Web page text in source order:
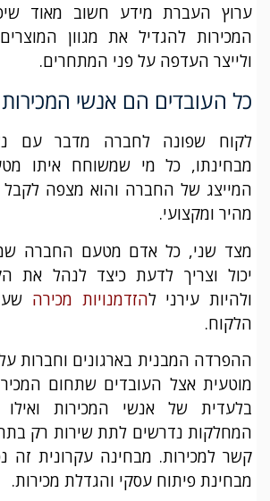
ערוץ העברת מידע חשוב מאוד
המכירות להגדיל את מגוון
ולייצר העדפה על פני המתחרים.
כל העובדים הם אנשי
לקוח שפונה לחברה מדבר עם
מבחינתו, כל מי שמשוחח איתו
המייצג של החברה והוא מצפה לקבל
מהיר ומקצועי.
מצד שני, כל אדם מטעם החברה
יכול וצריך לדעת כיצד לנהל את
ולהיות עירני להזדמנויות מכירה
הלקוח.
ההפרדה המבנית בארגונים וחברות
מוטעית אצל העובדים שתחום
בלעדית של אנשי המכירות
המחלקות נדרשים לתת שירות רק
קשר למכירות. מבחינה עקרונית זה
מבחינת פיתוח עסקי והגדלת מכירות.